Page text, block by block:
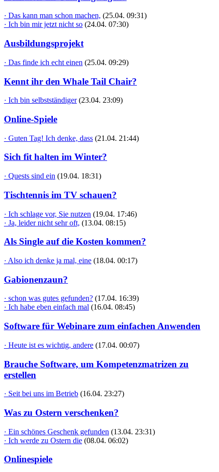
· Das kann man schon machen, (25.04. 09:31)
· Ich bin mir jetzt nicht so (24.04. 07:30)
Ausbildungsprojekt
· Das finde ich echt einen (25.04. 09:29)
Kennt ihr den Whale Tail Chair?
· Ich bin selbstständiger (23.04. 23:09)
Online-Spiele
· Guten Tag! Ich denke, dass (21.04. 21:44)
Sich fit halten im Winter?
· Quests sind ein (19.04. 18:31)
Tischtennis im TV schauen?
· Ich schlage vor, Sie nutzen (19.04. 17:46)
· Ja, leider nicht sehr oft, (13.04. 08:15)
Als Single auf die Kosten kommen?
· Also ich denke ja mal, eine (18.04. 00:17)
Gabionenzaun?
· schon was gutes gefunden? (17.04. 16:39)
· Ich habe eben einfach mal (16.04. 08:45)
Software für Webinare zum einfachen Anwenden
· Heute ist es wichtig, andere (17.04. 00:07)
Brauche Software, um Kompetenzmatrizen zu
erstellen
· Seit bei uns im Betrieb (16.04. 23:27)
Was zu Ostern verschenken?
· Ein schönes Geschenk gefunden (13.04. 23:31)
· Ich werde zu Ostern die (08.04. 06:02)
Onlinespiele